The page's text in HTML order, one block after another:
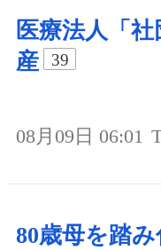
医療法人「
産
39
08月09日 06:01
80歳母を踏